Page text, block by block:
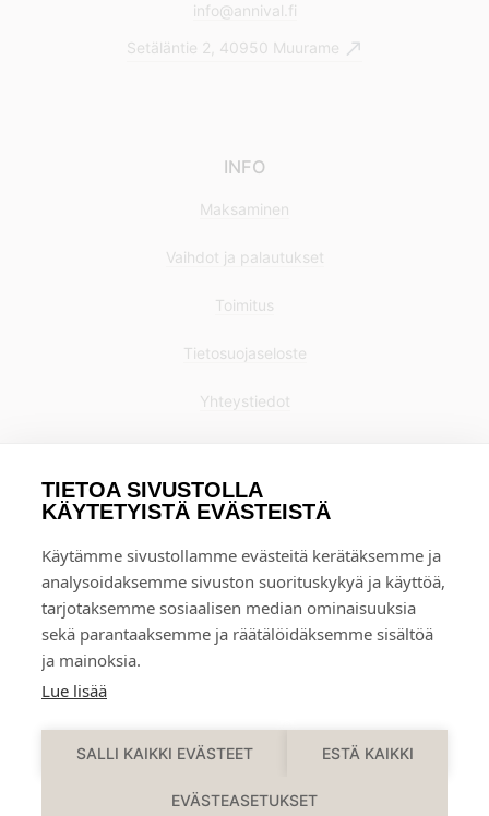
TIETOA SIVUSTOLLA
KÄYTETYISTÄ EVÄSTEISTÄ
Käytämme sivustollamme evästeitä kerätäksemme ja
analysoidaksemme sivuston suorituskykyä ja käyttöä,
tarjotaksemme sosiaalisen median ominaisuuksia
sekä parantaaksemme ja räätälöidäksemme sisältöä
ja mainoksia.
Lue lisää
SALLI KAIKKI EVÄSTEET ESTÄ KAIKKI
EVÄSTEASETUKSET
info@annival.fi
Setäläntie 2, 40950 Muurame
INFO
Maksaminen
Vaihdot ja palautukset
Toimitus
Tietosuojaseloste
Yhteystiedot